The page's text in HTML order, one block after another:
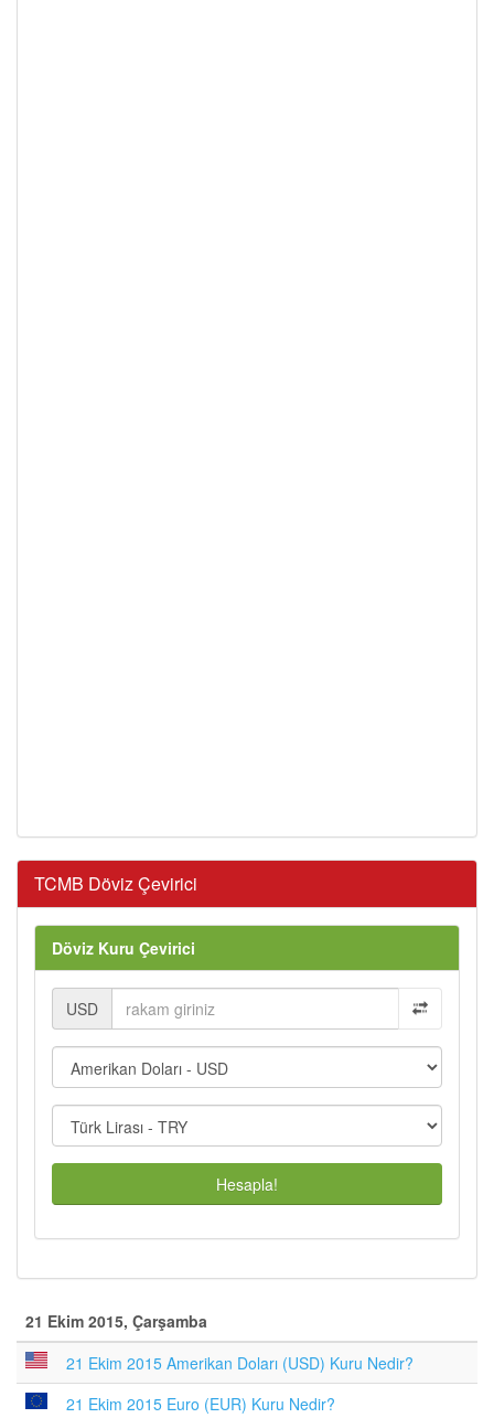
TCMB Döviz Çevirici
Döviz Kuru Çevirici
USD
Hesapla!
21 Ekim 2015, Çarşamba
21 Ekim 2015 Amerikan Doları (USD) Kuru Nedir?
21 Ekim 2015 Euro (EUR) Kuru Nedir?